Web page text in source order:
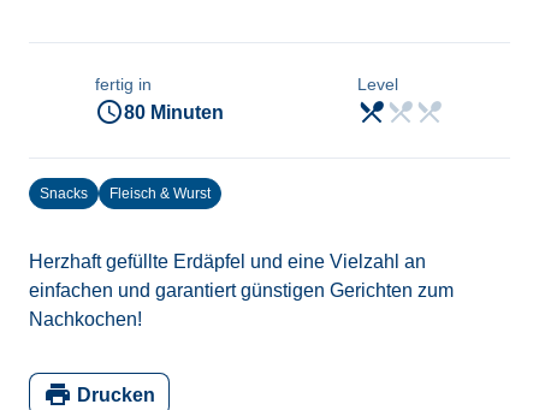
fertig in
access_time80 Minuten
Level
einfach
restaurant_menu restaurant_menu restaurant_menu
Snacks Fleisch & Wurst
Herzhaft gefüllte Erdäpfel und eine Vielzahl an
einfachen und garantiert günstigen Gerichten zum
Nachkochen!
print Drucken